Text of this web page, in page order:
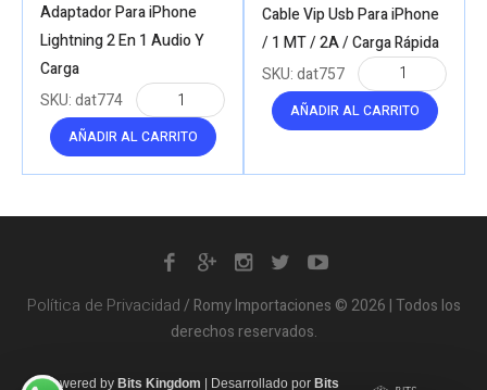
Adaptador Para iPhone
Lightning 2 En 1 Audio Y
Carga
AÑADIR AL CARRITO
SKU:dat774
Cable Vip Usb Para iPhone
/ 1 MT / 2A / Carga Rápida
AÑADIR AL CARRITO
SKU:dat757
Política de Privacidad/ Romy Importaciones © 2026 | Todos los
derechos reservados.
Powered by Bits Kingdom Desarrollado por Bits